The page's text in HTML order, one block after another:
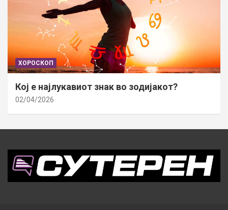
ХОРОСКОП
Кој е најлукавиот знак во зодијакот?
02/04/2026